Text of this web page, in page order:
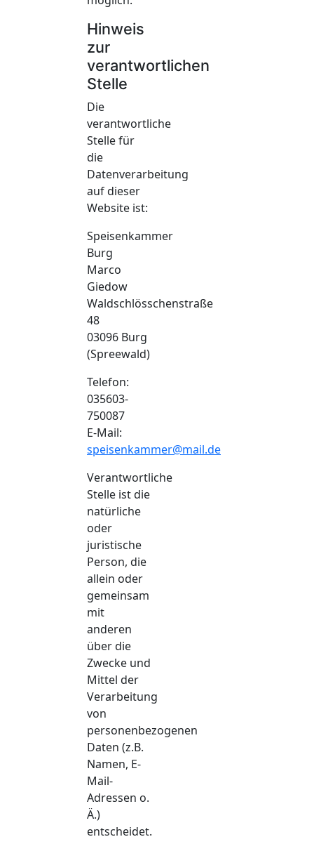
Hinweis
zur
verantwortlichen
Stelle
Die
verantwortliche
Stelle für
die
Datenverarbeitung
auf dieser
Website ist:
Speisenkammer
Burg
Marco
Giedow
Waldschlösschenstraße
48
03096 Burg
(Spreewald)
Telefon:
035603-
750087
E-Mail:
speisenkammer@mail.de
Verantwortliche
Stelle ist die
natürliche
oder
juristische
Person, die
allein oder
gemeinsam
mit
anderen
über die
Zwecke und
Mittel der
Verarbeitung
von
personenbezogenen
Daten (z.B.
Namen, E-
Mail-
Adressen o.
Ä.)
entscheidet.